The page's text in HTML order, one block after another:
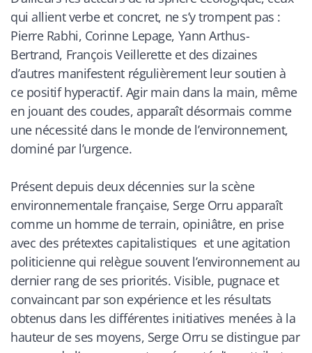
qui allient verbe et concret, ne s’y trompent pas :
Pierre Rabhi, Corinne Lepage, Yann Arthus-
Bertrand, François Veillerette et des dizaines
d’autres manifestent régulièrement leur soutien à
ce positif hyperactif. Agir main dans la main, même
en jouant des coudes, apparaît désormais comme
une nécessité dans le monde de l’environnement,
dominé par l’urgence.
Présent depuis deux décennies sur la scène
environnementale française, Serge Orru apparaît
comme un homme de terrain, opiniâtre, en prise
avec des prétextes capitalistiques et une agitation
politicienne qui relègue souvent l’environnement au
dernier rang de ses priorités. Visible, pugnace et
convaincant par son expérience et les résultats
obtenus dans les différentes initiatives menées à la
hauteur de ses moyens, Serge Orru se distingue par